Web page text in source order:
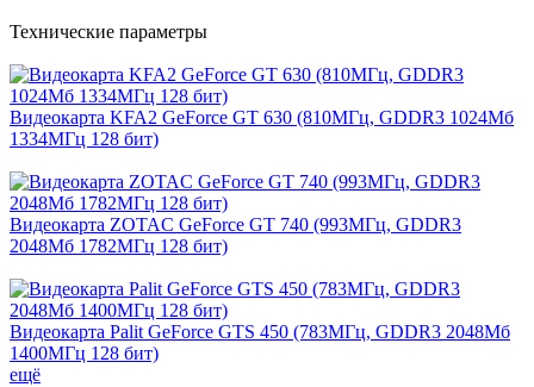
Технические параметры
Видеокарта KFA2 GeForce GT 630 (810МГц, GDDR3 1024Мб
1334МГц 128 бит)
Видеокарта ZOTAC GeForce GT 740 (993МГц, GDDR3
2048Мб 1782МГц 128 бит)
Видеокарта Palit GeForce GTS 450 (783МГц, GDDR3 2048Мб
1400МГц 128 бит)
ещё